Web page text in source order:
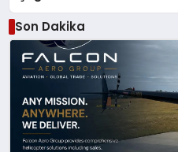
Son Dakika